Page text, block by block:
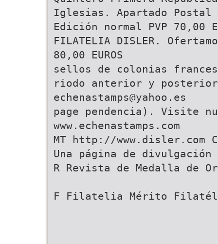
Iglesias. Apartado Postal
Edición normal PVP 70,00
FILATELIA DISLER.
80,00 EUROS
sellos de colonias
riodo anterior y posterior
echenastamps@yahoo.es
page pendencia). Visite
www.echenastamps.com
MT http://www.disler.com
Una página de
R Revista de Medalla de
F Filatelia Mérito